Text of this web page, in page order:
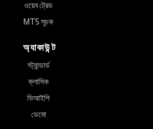
ওয়েব ট্রেড
MT5 সূচক
অ্যাকাউন্ট
স্ট্যান্ডার্ড
ক্লাসিক
ভিআইপি
ডেমো